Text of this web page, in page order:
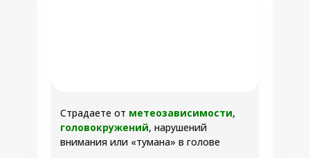
Страдаете от метеозависимости,
головокружений, нарушений
внимания или «тумана» в голове